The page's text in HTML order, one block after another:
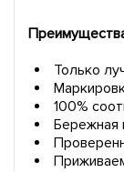
Только
100%
Бережная